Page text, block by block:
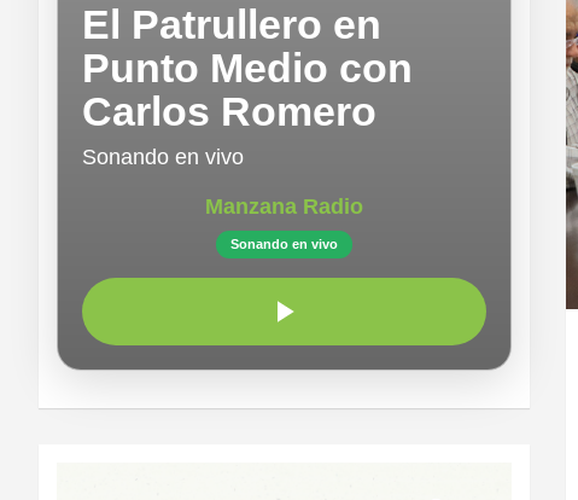
El Patrullero en
Punto Medio con
Carlos Romero
Sonando en vivo
Manzana Radio
Sonando en vivo